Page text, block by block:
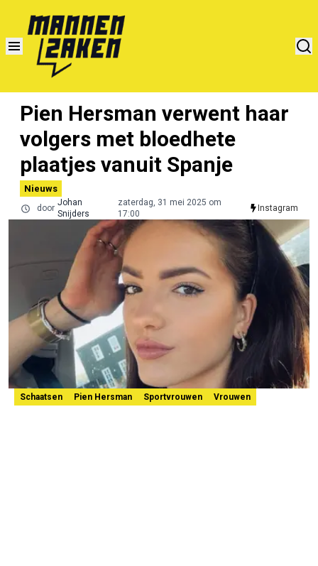
Pien Hersman verwent haar
volgers met bloedhete
plaatjes vanuit Spanje
Nieuws
door
Johan
Snijders
zaterdag, 31 mei 2025 om
17:00
Instagram
Schaatsen Pien Hersman Sportvrouwen Vrouwen